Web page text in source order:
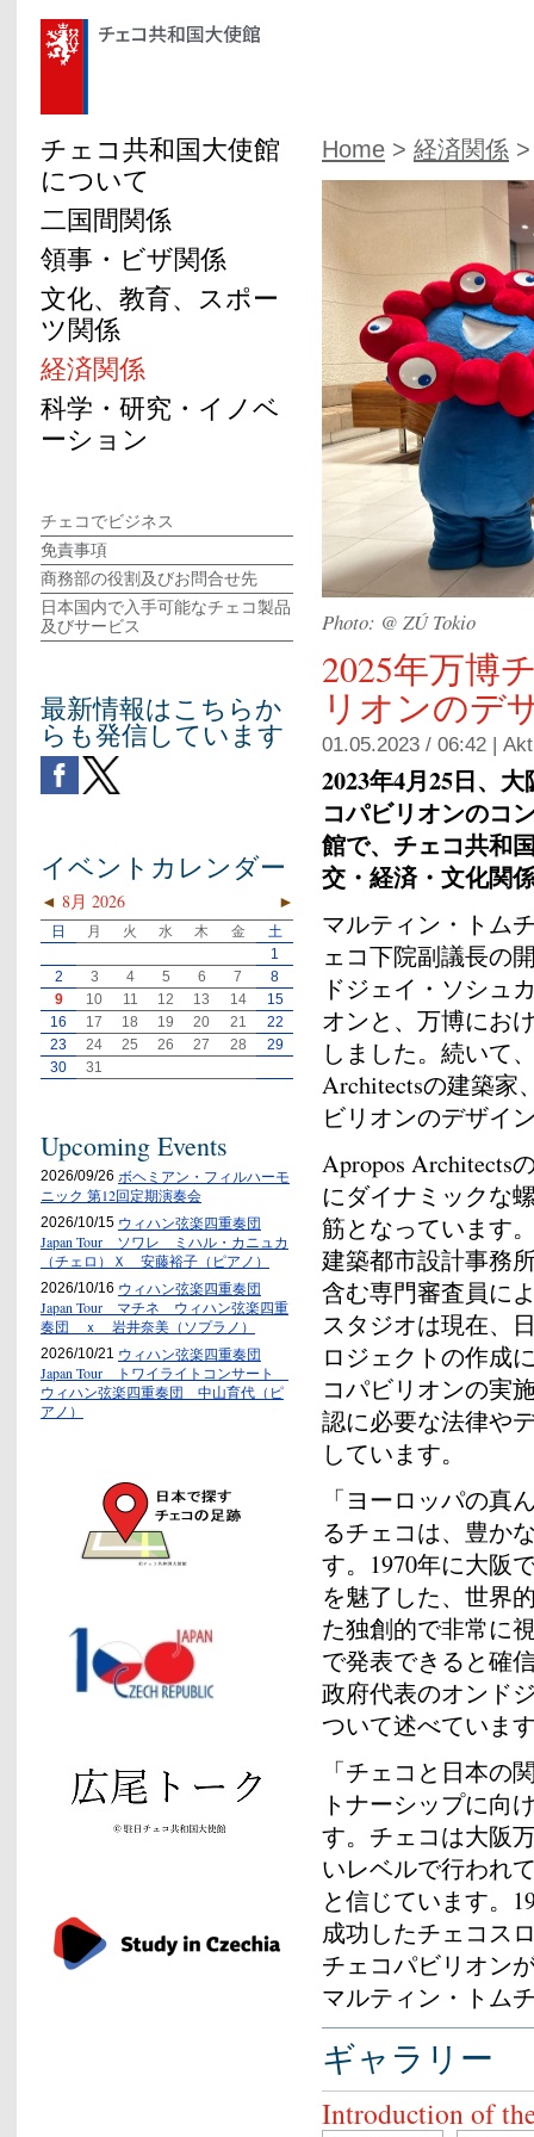
Home > 経済関係
Photo: @ ZÚ Tokio
2025年万博
リオンのデ
01.05.2023 / 06:42 |
2023年4月25日、
コパビリオンのコ
館で、チェコ共和
交・経済・文化関
マルティン・トム
ェコ下院副議長の
ドジェイ・ソシュ
オンと、万博にお
しました。続いて
Architectsの建築家
ビリオンのデザイ
Apropos Architects
にダイナミックな
筋となっています
建築都市設計事務
含む専門審査員に
スタジオは現在、
ロジェクトの作成
コパビリオンの実
認に必要な法律や
しています。
「ヨーロッパの真
るチェコは、豊か
す。1970年に大阪
を魅了した、世界
た独創的で非常に
で発表できると確
政府代表のオンド
ついて述べていま
「チェコと日本の
トナーシップに向
す。チェコは大阪
いレベルで行われ
と信じています。
成功したチェコス
チェコパビリオン
マルティン・トム
ギャラリー
Introduction of
チェコ共和国大使館
について
二国間関係
領事・ビザ関係
文化、教育、スポー
ツ関係
経済関係
科学・研究・イノベ
ーション
チェコでビジネス
免責事項
商務部の役割及びお問合せ先
日本国内で入手可能なチェコ製品
及びサービス
最新情報はこちらか
らも発信しています
イベントカレンダー
◄ ►
8月 2026
日 月 火 水 木 金
土
1
2
3 4 5 6 7
8
9
10 11 12 13 14
15
16
17 18 19 20 21
22
23
24 25 26 27 28
29
30
31
Upcoming Events
2026/09/26 ボヘミアン・フィルハーモ
ニック 第12回定期演奏会
2026/10/15 ウィハン弦楽四重奏団
Japan Tour ソワレ ミハル・カニュカ
（チェロ）Ｘ 安藤裕子（ピアノ）
2026/10/16 ウィハン弦楽四重奏団
Japan Tour マチネ ウィハン弦楽四重
奏団 ｘ 岩井奈美（ソプラノ）
2026/10/21 ウィハン弦楽四重奏団
Japan Tour トワイライトコンサート
ウィハン弦楽四重奏団 中山育代（ピ
アノ）